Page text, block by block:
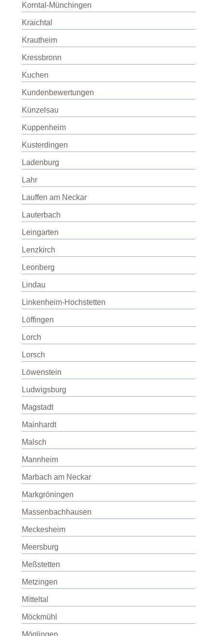
Korntal-Münchingen
Kraichtal
Krautheim
Kressbronn
Kuchen
Kundenbewertungen
Künzelsau
Kuppenheim
Kusterdingen
Ladenburg
Lahr
Lauffen am Neckar
Lauterbach
Leingarten
Lenzkirch
Leonberg
Lindau
Linkenheim-Hochstetten
Löffingen
Lorch
Lorsch
Löwenstein
Ludwigsburg
Magstadt
Mainhardt
Malsch
Mannheim
Marbach am Neckar
Markgröningen
Massenbachhausen
Meckesheim
Meersburg
Meßstetten
Metzingen
Mitteltal
Möckmühl
Möglingen